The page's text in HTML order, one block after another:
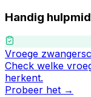
Handig
Vroege
Check welke
herkent.
Probeer het →